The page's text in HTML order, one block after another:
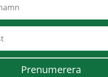
Prenumerera